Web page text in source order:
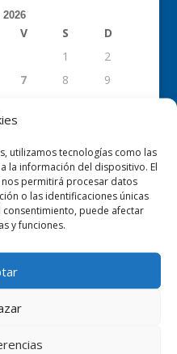
utilizamos tecnologías como las
la información del dispositivo. El
permitirá procesar datos
o las identificaciones únicas
puede afectar
y funciones.
V S
D
1
2
7 8
9
28 29
30
operarios de líneas en